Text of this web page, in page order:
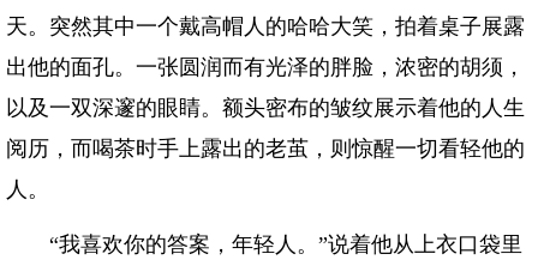
天。突然其中一个戴高帽人的哈哈大笑，拍着桌子展露
出他的面孔。一张圆润而有光泽的胖脸，浓密的胡须，
以及一双深邃的眼睛。额头密布的皱纹展示着他的人生
阅历，而喝茶时手上露出的老茧，则惊醒一切看轻他的
人。
“我喜欢你的答案，年轻人。”说着他从上衣口袋里